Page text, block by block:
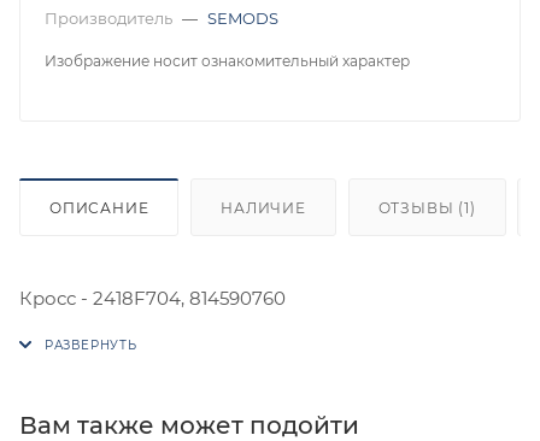
Производитель — SEMODS
Изображение носит ознакомительный характер
ОПИСАНИЕ НАЛИЧИЕ ОТЗЫВЫ (1)
Кросс - 2418F704, 814590760
Вам также может подойти